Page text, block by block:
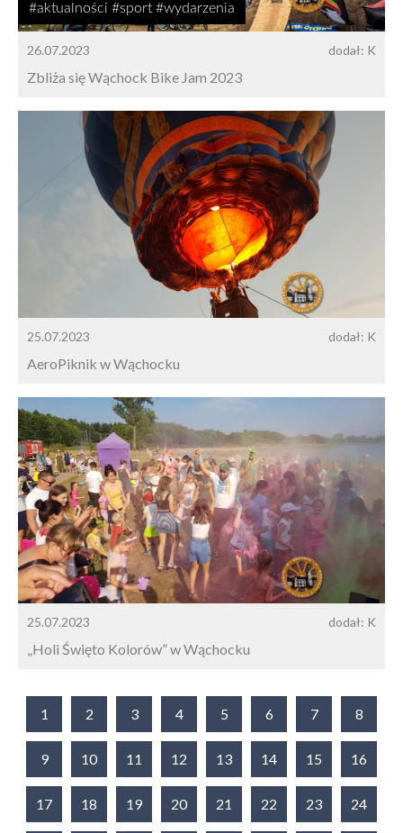
#aktualności #sport #wydarzenia
26.07.2023 dodał: K
Zbliża się Wąchock Bike Jam 2023
25.07.2023 dodał: K
AeroPiknik w Wąchocku
25.07.2023 dodał: K
„Holi Święto Kolorów” w Wąchocku
1 2 3 4 5 6 7 8
9 10 11 12 13 14 15 16
17 18 19 20 21 22 23 24